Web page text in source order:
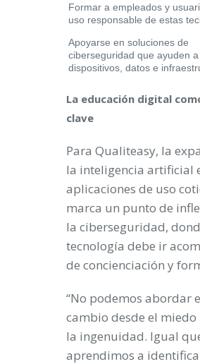
Formar a empleados y
uso responsable de estas
Apoyarse en soluciones de
ciberseguridad que ayuden
dispositivos, datos e
La educación digital
clave
Para Qualiteasy, la
la inteligencia artificial
aplicaciones de uso
marca un punto de
la ciberseguridad,
tecnología debe ir
de concienciación y
“No podemos abordar
cambio desde el miedo
la ingenuidad. Igual
aprendimos a